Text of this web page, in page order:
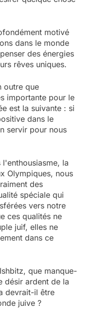
motivé
dans le monde
des énergies
rêves uniques.
outre que
importante pour le
est la suivante : si
dans le
servir pour nous
la
Olympiques, nous
des
spéciale qui
vers notre
ces qualités ne
juif, elles ne
dans ce
que manque-
désir ardent de la
devrait-il être
juive ?